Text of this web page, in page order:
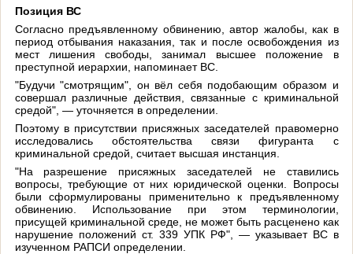
Позиция ВС
Согласно предъявленному обвинению, автор жалобы, как в
период отбывания наказания, так и после освобождения из
мест лишения свободы, занимал высшее положение в
преступной иерархии, напоминает ВС.
"Будучи "смотрящим", он вёл себя подобающим образом и
совершал различные действия, связанные с криминальной
средой", — уточняется в определении.
Поэтому в присутствии присяжных заседателей правомерно
исследовались обстоятельства связи фигуранта с
криминальной средой, считает высшая инстанция.
"На разрешение присяжных заседателей не ставились
вопросы, требующие от них юридической оценки. Вопросы
были сформулированы применительно к предъявленному
обвинению. Использование при этом терминологии,
присущей криминальной среде, не может быть расценено как
нарушение положений ст. 339 УПК РФ", — указывает ВС в
изученном РАПСИ определении.